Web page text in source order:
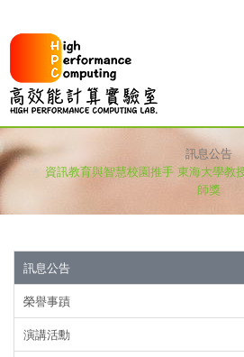
訊息公告
資訊教育與智慧校園推手 東海大學教
師獎
訊息公告
榮譽事蹟
演講活勳